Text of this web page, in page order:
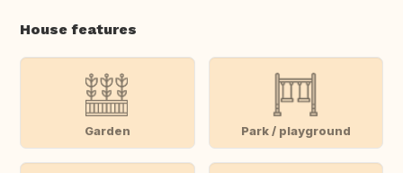
House features
Garden Park / playground